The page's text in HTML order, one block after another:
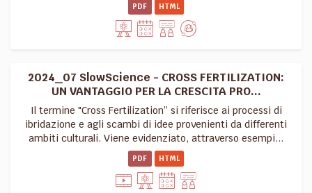
PDF HTML
2024_07 SlowScience - CROSS FERTILIZATION:
UN VANTAGGIO PER LA CRESCITA PRO...
Il termine "Cross Fertilization” si riferisce ai processi di
ibridazione e agli scambi di idee provenienti da differenti
ambiti culturali. Viene evidenziato, attraverso esempi...
PDF HTML